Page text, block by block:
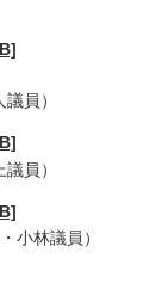
員）
員）
小林議員）